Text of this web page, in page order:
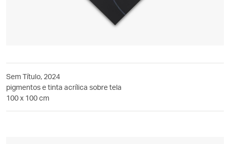
Sem Título, 2024
pigmentos e tinta acrílica sobre tela
100 x 100 cm